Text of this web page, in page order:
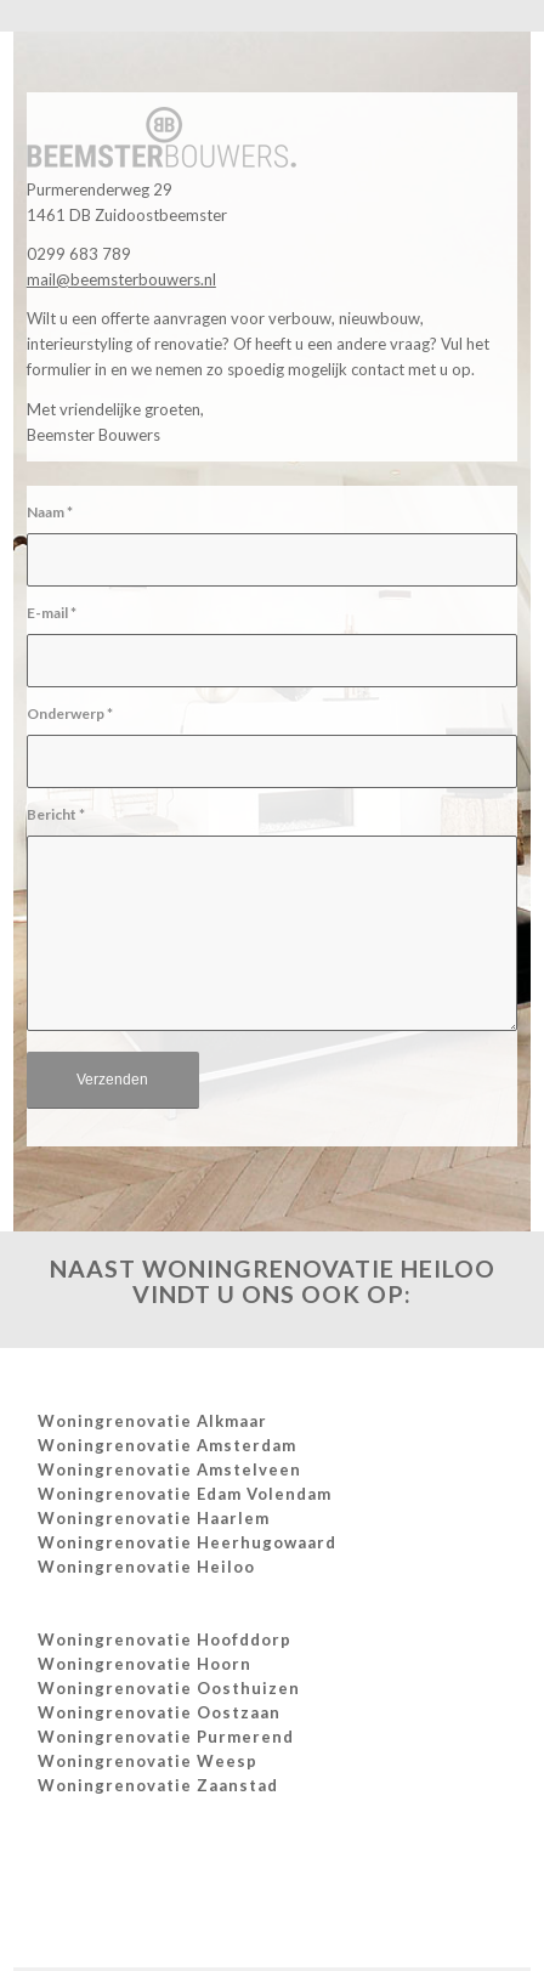
Purmerenderweg 29
1461 DB Zuidoostbeemster
0299 683 789
mail@beemsterbouwers.nl
Wilt u een offerte aanvragen voor verbouw, nieuwbouw,
interieurstyling of renovatie? Of heeft u een andere vraag? Vul het
formulier in en we nemen zo spoedig mogelijk contact met u op.
Met vriendelijke groeten,
Beemster Bouwers
Naam *
E-mail *
Onderwerp *
Bericht *
NAAST WONINGRENOVATIE HEILOO
VINDT U ONS OOK OP:
Woningrenovatie Alkmaar
Woningrenovatie Amsterdam
Woningrenovatie Amstelveen
Woningrenovatie Edam Volendam
Woningrenovatie Haarlem
Woningrenovatie Heerhugowaard
Woningrenovatie Heiloo
Woningrenovatie Hoofddorp
Woningrenovatie Hoorn
Woningrenovatie Oosthuizen
Woningrenovatie Oostzaan
Woningrenovatie Purmerend
Woningrenovatie Weesp
Woningrenovatie Zaanstad